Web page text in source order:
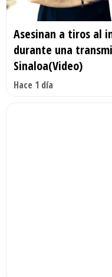
Asesinan a tiros al
durante una
Sinaloa(Video)
Hace 1 día